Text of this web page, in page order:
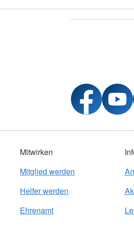
Mitwirken
Mitglied werden
Helfer werden
Ehrenamt